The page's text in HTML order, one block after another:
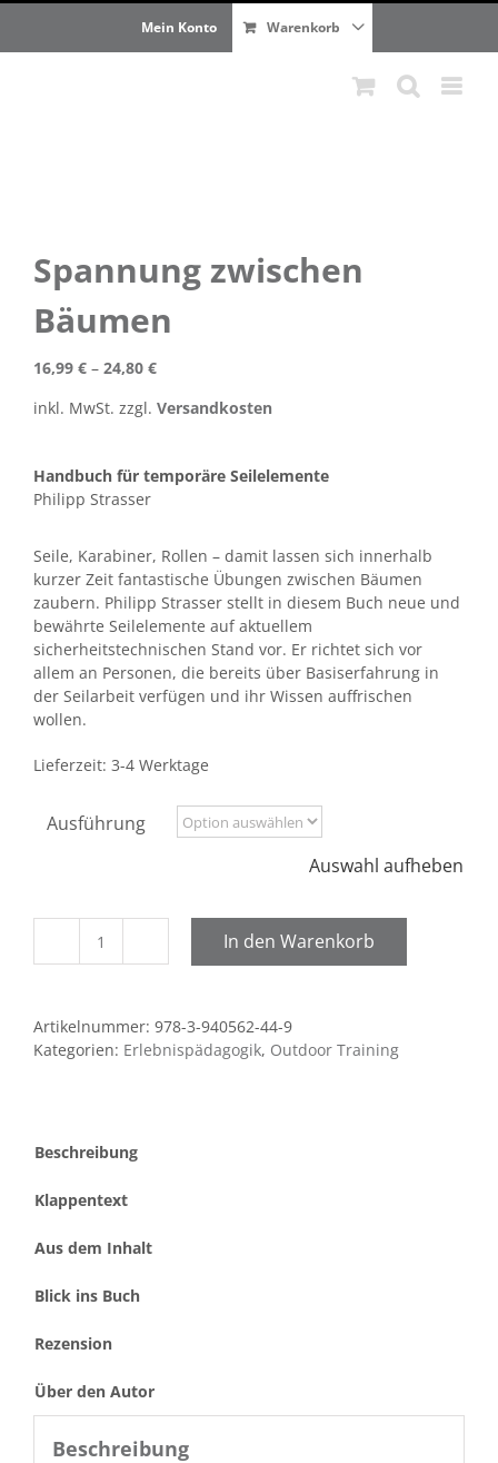
Mein Konto Warenkorb
Spannung zwischen
Bäumen
16,99 € – 24,80 €
inkl. MwSt. zzgl. Versandkosten
Handbuch für temporäre Seilelemente
Philipp Strasser
Seile, Karabiner, Rollen – damit lassen sich innerhalb
kurzer Zeit fantastische Übungen zwischen Bäumen
zaubern. Philipp Strasser stellt in diesem Buch neue und
bewährte Seilelemente auf aktuellem
sicherheitstechnischen Stand vor. Er richtet sich vor
allem an Personen, die bereits über Basiserfahrung in
der Seilarbeit verfügen und ihr Wissen auffrischen
wollen.
Lieferzeit: 3-4 Werktage
Ausführung
Auswahl aufheben
Spannung
Menge
In den Warenkorb
Artikelnummer: 978-3-940562-44-9
Kategorien: Erlebnispädagogik, Outdoor Training
Beschreibung
Klappentext
Aus dem Inhalt
Blick ins Buch
Rezension
Über den Autor
Beschreibung